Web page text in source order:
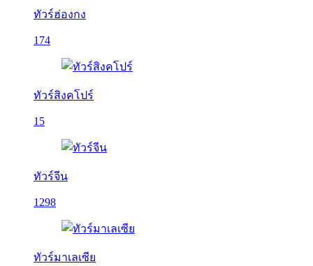
ทัวร์ฮ่องกง
174
ทัวร์สิงคโปร์
15
ทัวร์จีน
1298
ทัวร์มาเลเซีย